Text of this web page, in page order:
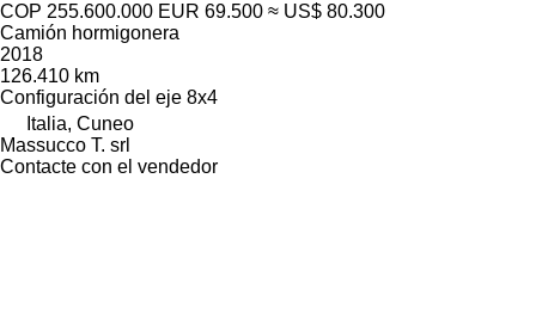
COP 255.600.000 EUR 69.500 ≈ US$ 80.300
Camión hormigonera
2018
126.410 km
Configuración del eje 8x4
Italia, Cuneo
Massucco T. srl
Contacte con el vendedor